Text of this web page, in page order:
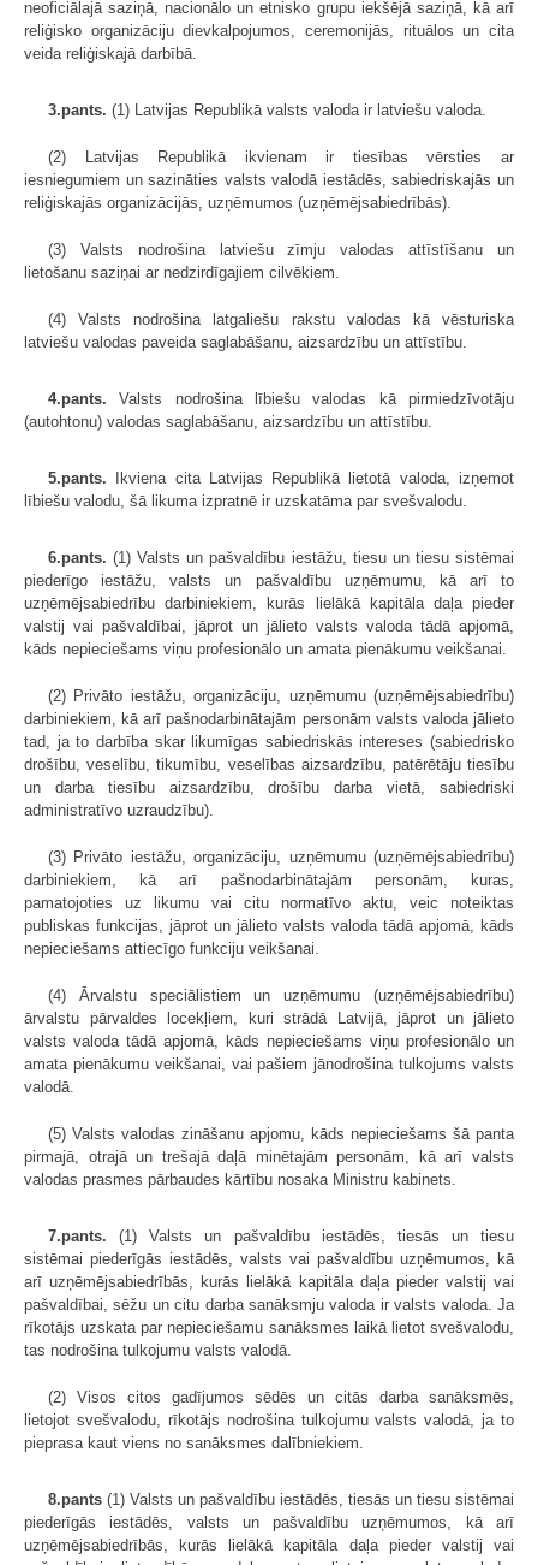
neoficiālajā saziņā, nacionālo un etnisko grupu iekšējā saziņā, kā arī
reliģisko organizāciju dievkalpojumos, ceremonijās, rituālos un cita
veida reliģiskajā darbībā.
3.pants. (1) Latvijas Republikā valsts valoda ir latviešu valoda.
(2) Latvijas Republikā ikvienam ir tiesības vērsties ar
iesniegumiem un sazināties valsts valodā iestādēs, sabiedriskajās un
reliģiskajās organizācijās, uzņēmumos (uzņēmējsabiedrībās).
(3) Valsts nodrošina latviešu zīmju valodas attīstīšanu un
lietošanu saziņai ar nedzirdīgajiem cilvēkiem.
(4) Valsts nodrošina latgaliešu rakstu valodas kā vēsturiska
latviešu valodas paveida saglabāšanu, aizsardzību un attīstību.
4.pants. Valsts nodrošina lībiešu valodas kā pirmiedzīvotāju
(autohtonu) valodas saglabāšanu, aizsardzību un attīstību.
5.pants. Ikviena cita Latvijas Republikā lietotā valoda, izņemot
lībiešu valodu, šā likuma izpratnē ir uzskatāma par svešvalodu.
6.pants. (1) Valsts un pašvaldību iestāžu, tiesu un tiesu sistēmai
piederīgo iestāžu, valsts un pašvaldību uzņēmumu, kā arī to
uzņēmējsabiedrību darbiniekiem, kurās lielākā kapitāla daļa pieder
valstij vai pašvaldībai, jāprot un jālieto valsts valoda tādā apjomā,
kāds nepieciešams viņu profesionālo un amata pienākumu veikšanai.
(2) Privāto iestāžu, organizāciju, uzņēmumu (uzņēmējsabiedrību)
darbiniekiem, kā arī pašnodarbinātajām personām valsts valoda jālieto
tad, ja to darbība skar likumīgas sabiedriskās intereses (sabiedrisko
drošību, veselību, tikumību, veselības aizsardzību, patērētāju tiesību
un darba tiesību aizsardzību, drošību darba vietā, sabiedriski
administratīvo uzraudzību).
(3) Privāto iestāžu, organizāciju, uzņēmumu (uzņēmējsabiedrību)
darbiniekiem, kā arī pašnodarbinātajām personām, kuras,
pamatojoties uz likumu vai citu normatīvo aktu, veic noteiktas
publiskas funkcijas, jāprot un jālieto valsts valoda tādā apjomā, kāds
nepieciešams attiecīgo funkciju veikšanai.
(4) Ārvalstu speciālistiem un uzņēmumu (uzņēmējsabiedrību)
ārvalstu pārvaldes locekļiem, kuri strādā Latvijā, jāprot un jālieto
valsts valoda tādā apjomā, kāds nepieciešams viņu profesionālo un
amata pienākumu veikšanai, vai pašiem jānodrošina tulkojums valsts
valodā.
(5) Valsts valodas zināšanu apjomu, kāds nepieciešams šā panta
pirmajā, otrajā un trešajā daļā minētajām personām, kā arī valsts
valodas prasmes pārbaudes kārtību nosaka Ministru kabinets.
7.pants. (1) Valsts un pašvaldību iestādēs, tiesās un tiesu
sistēmai piederīgās iestādēs, valsts vai pašvaldību uzņēmumos, kā
arī uzņēmējsabiedrībās, kurās lielākā kapitāla daļa pieder valstij vai
pašvaldībai, sēžu un citu darba sanāksmju valoda ir valsts valoda. Ja
rīkotājs uzskata par nepieciešamu sanāksmes laikā lietot svešvalodu,
tas nodrošina tulkojumu valsts valodā.
(2) Visos citos gadījumos sēdēs un citās darba sanāksmēs,
lietojot svešvalodu, rīkotājs nodrošina tulkojumu valsts valodā, ja to
pieprasa kaut viens no sanāksmes dalībniekiem.
8.pants (1) Valsts un pašvaldību iestādēs, tiesās un tiesu sistēmai
piederīgās iestādēs, valsts un pašvaldību uzņēmumos, kā arī
uzņēmējsabiedrībās, kurās lielākā kapitāla daļa pieder valstij vai